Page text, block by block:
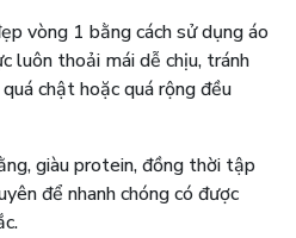
vòng 1 bằng cách sử dụng áo
luôn thoải mái dễ chịu, tránh
chật hoặc quá rộng đều
giàu protein, đồng thời tập
để nhanh chóng có được